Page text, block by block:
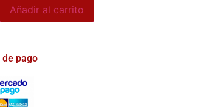
Añadir al carrito
pago